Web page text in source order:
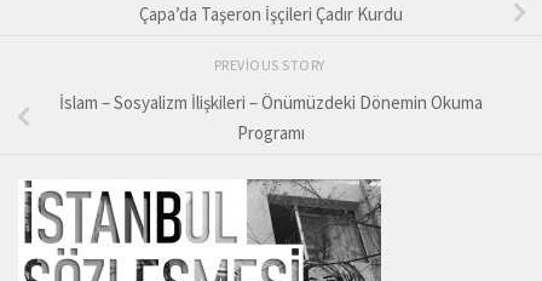
Çapa’da Taşeron İşçileri Çadır Kurdu
PREVIOUS STORY
İslam – Sosyalizm İlişkileri – Önümüzdeki Dönemin Okuma
Programı